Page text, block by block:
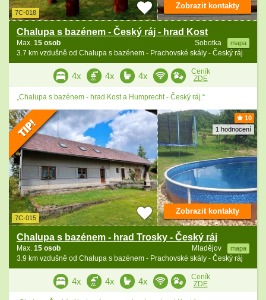
7C-018
Chalupa s bazénem - Český ráj - hrad Kost
Sobotka mapa
Max. 15 osob
3.7 km vzdušně od Chalupa s bazénem - Prachovské skály - Český ráj
Zobrazit kontakty
4x 4x 4x
Ceník
ZDE
„Chalupa s bazénem - hrad Kost a Humprecht - Český ráj.“
10
1 hodnocení
7C-015
Chalupa s bazénem - hrad Trosky - Český ráj
Mladějov mapa
Max. 15 osob
3.9 km vzdušně od Chalupa s bazénem - Prachovské skály - Český ráj
Zobrazit kontakty
4x 4x 4x
Ceník
ZDE